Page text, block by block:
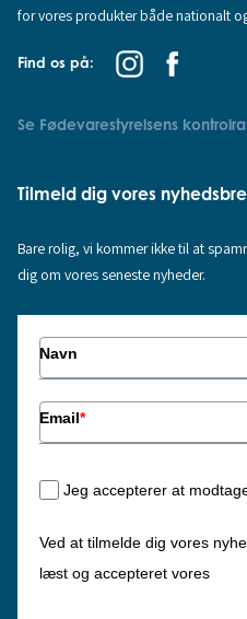
for vores produkter både nationalt
Find os på:
Se Fødevarestyrelsens
Tilmeld dig vores
Bare rolig, vi kommer ikke til at
dig om vores seneste nyheder.
Navn
Email*
Jeg accepterer at
Ved at tilmelde dig vores
læst og accepteret vores